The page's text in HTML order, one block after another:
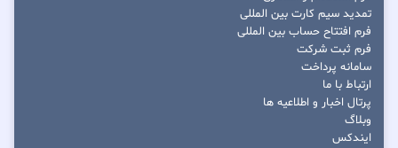
تمدید سیم کارت بین المللی
فرم افتتاح حساب بین المللی
فرم ثبت شرکت
سامانه پرداخت
ارتباط با ما
پرتال اخبار و اطلاعیه ها
وبلاگ
ایندکس